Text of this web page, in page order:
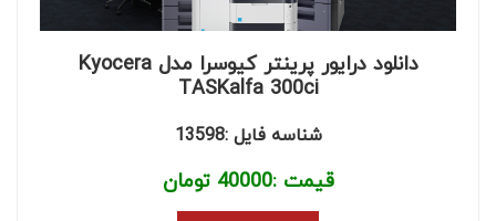
دانلود درایور پرینتر کیوسرا مدل Kyocera
TASKalfa 300ci
شناسه فایل :13598
قیمت :40000 تومان